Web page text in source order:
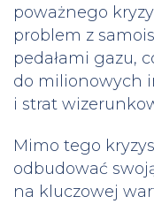
poważnego
problem z
pedałami gazu,
do milionowych
i strat
Mimo tego
odbudować
na kluczowej